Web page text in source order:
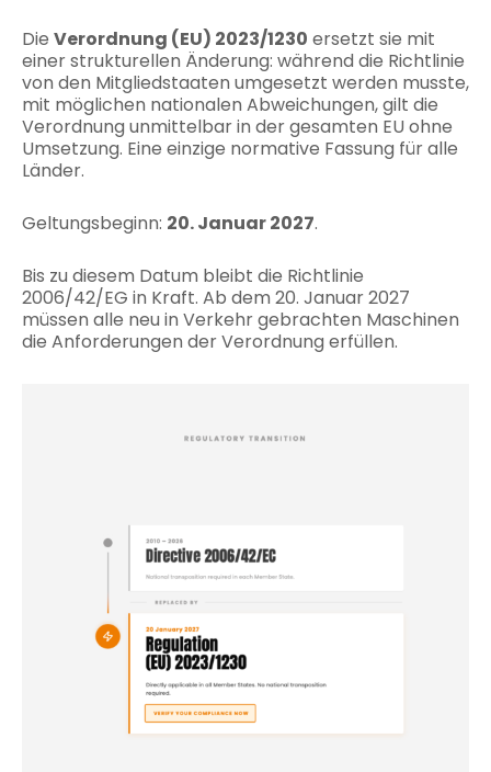
Die Verordnung (EU) 2023/1230 ersetzt sie mit
einer strukturellen Änderung: während die Richtlinie
von den Mitgliedstaaten umgesetzt werden musste,
mit möglichen nationalen Abweichungen, gilt die
Verordnung unmittelbar in der gesamten EU ohne
Umsetzung. Eine einzige normative Fassung für alle
Länder.
Geltungsbeginn: 20. Januar 2027.
Bis zu diesem Datum bleibt die Richtlinie
2006/42/EG in Kraft. Ab dem 20. Januar 2027
müssen alle neu in Verkehr gebrachten Maschinen
die Anforderungen der Verordnung erfüllen.